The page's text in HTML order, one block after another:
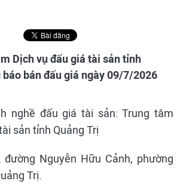
Dịch vụ đấu giá tài sản tỉnh
báo bán đấu giá ngày 09/7/2026
nghề đấu giá tài sản: Trung tâm
sản tỉnh Quảng Trị
Nguyễn Hữu Cảnh, phường
Trị.